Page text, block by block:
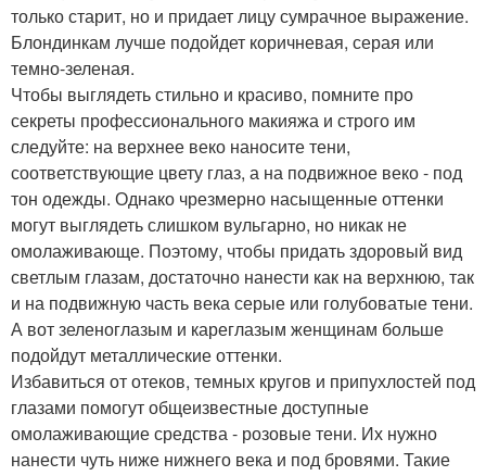
только старит, но и придает лицу сумрачное выражение.
Блондинкам лучше подойдет коричневая, серая или
темно-зеленая.
Чтобы выглядеть стильно и красиво, помните про
секреты профессионального макияжа и строго им
следуйте: на верхнее веко наносите тени,
соответствующие цвету глаз, а на подвижное веко - под
тон одежды. Однако чрезмерно насыщенные оттенки
могут выглядеть слишком вульгарно, но никак не
омолаживающе. Поэтому, чтобы придать здоровый вид
светлым глазам, достаточно нанести как на верхнюю, так
и на подвижную часть века серые или голубоватые тени.
А вот зеленоглазым и кареглазым женщинам больше
подойдут металлические оттенки.
Избавиться от отеков, темных кругов и припухлостей под
глазами помогут общеизвестные доступные
омолаживающие средства - розовые тени. Их нужно
нанести чуть ниже нижнего века и под бровями. Такие